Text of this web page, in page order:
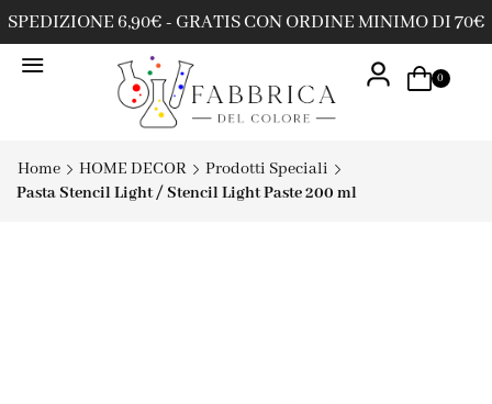
SPEDIZIONE 6,90€ - GRATIS CON ORDINE MINIMO DI 70€
0
Home HOME DECOR
Prodotti Speciali
Pasta Stencil Light / Stencil Light Paste 200 ml